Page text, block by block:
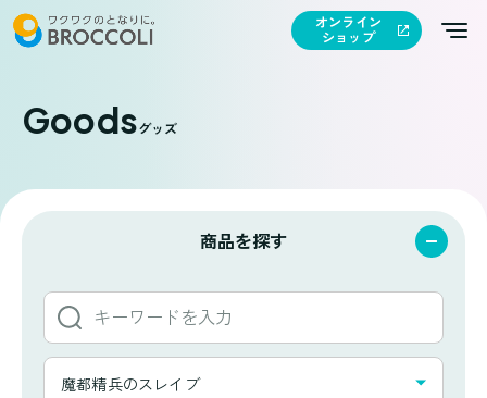
オンライン
ショップ
Goodsグッズ
商品を探す
キ
ワ
タ
魔都精兵のスレイブ